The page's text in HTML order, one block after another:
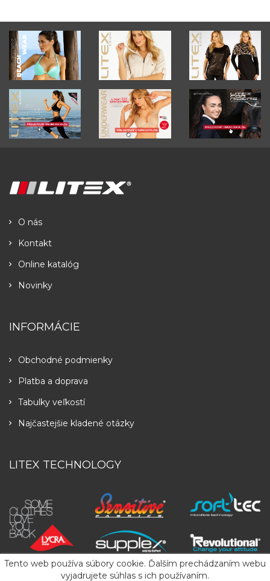
Tento web používa súbory cookie. Ďalším prechádzaním webu
vyjadrujete súhlas s ich používaním.
O nás
Kontakt
Online katalóg
Novinky
INFORMÁCIE
Obchodné podmienky
Platba a doprava
Tabulky veľkostí
Najčastejšie kladené otázky
LITEX TECHNOLOGY